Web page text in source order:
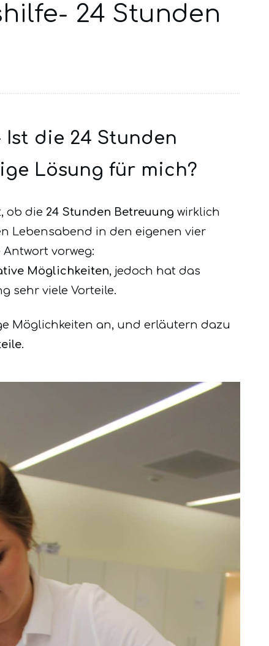
24 Stunden
Ist die 24 Stunden
Lösung für mich?
ob die 24 Stunden Betreuung wirklich
Lebensabend in den eigenen vier
vorweg:
Möglichkeiten, jedoch hat das
sehr viele Vorteile.
Möglichkeiten an, und erläutern dazu
.